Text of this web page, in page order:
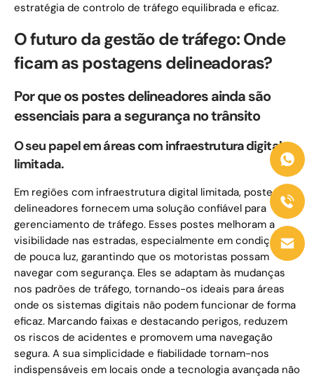
estratégia de controlo de tráfego equilibrada e eficaz.
O futuro da gestão de tráfego: Onde
ficam as postagens delineadoras?
Por que os postes delineadores ainda são
essenciais para a segurança no trânsito
O seu papel em áreas com infraestrutura digital
limitada.
Em regiões com infraestrutura digital limitada, postes
delineadores fornecem uma solução confiável para
gerenciamento de tráfego. Esses postes melhoram a
visibilidade nas estradas, especialmente em condições
de pouca luz, garantindo que os motoristas possam
navegar com segurança. Eles se adaptam às mudanças
nos padrões de tráfego, tornando-os ideais para áreas
onde os sistemas digitais não podem funcionar de forma
eficaz. Marcando faixas e destacando perigos, reduzem
os riscos de acidentes e promovem uma navegação
segura. A sua simplicidade e fiabilidade tornam-nos
indispensáveis ​​em locais onde a tecnologia avançada não